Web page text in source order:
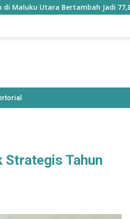
Bertambah Jadi 77,85 Ribu Jiwa
Tahun